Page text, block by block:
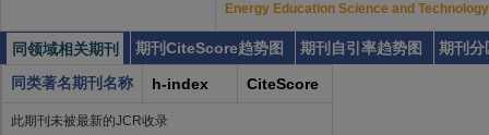
Energy Education Science and
同领域相关期刊 期刊CiteScore趋势图 期刊自引率趋势图
期刊分
同类著名期刊名称
h-index CiteScore
此期刊未被最新的JCR收录